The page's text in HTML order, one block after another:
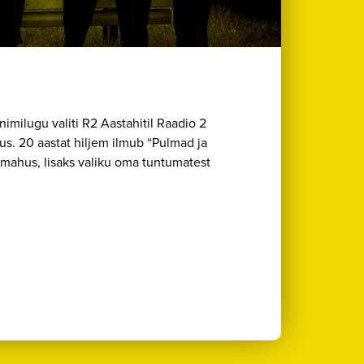
valiti R2 Aastahitil Raadio 2
20 aastat hiljem ilmub “Pulmad ja
lisaks valiku oma tuntumatest